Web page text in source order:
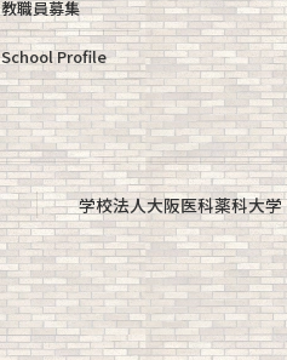
教職員募集
School Profile
学校法人大阪医科薬科大学